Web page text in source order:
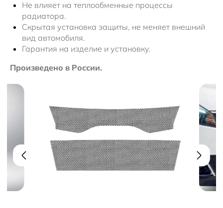
Не влияет на теплообменные процессы
радиатора.
Скрытая установка защиты, не меняет внешний
вид автомобиля.
Гарантия на изделие и установку.
Произведено в России.